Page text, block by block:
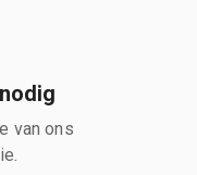
van ons